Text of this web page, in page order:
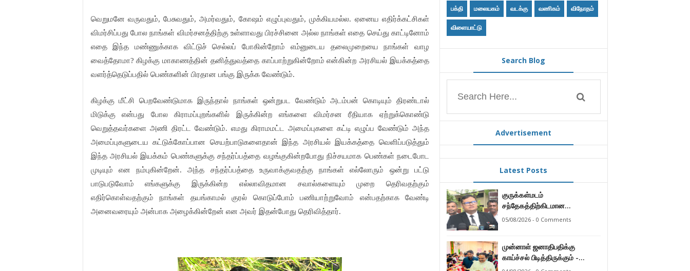
வெறுமனே வருவதும், பேசுவதும், அமர்வதும், கோஷம் எழுப்புவதும், முக்கியமல்ல. ஏனைய எதிர்க்கட்சிகள்
விமர்சிப்பது போல நாங்கள் விமர்சனத்திற்கு உள்ளாவது பிரச்சினை அல்ல நாங்கள் எதை செய்து காட்டினோம்
எதை இந்த மண்ணுக்காக விட்டுச் செல்லப் போகின்றோம் எம்னுடைய தலைமுறையை நாங்கள் வாழ
வைத்தோமா? கிழக்கு மாகாணத்தின் தனித்துவத்தை காப்பாற்றுகின்றோம் என்கின்ற அரசியல் இயக்கத்தை
வளர்த்தெடுப்பதில் பெண்களின் பிரதான பங்கு இருக்க வேண்டும்.
கிழக்கு மீட்சி பெறவேண்டுமாக இருந்தால் நாங்கள் ஒன்றுபட வேண்டும் அடம்பன் கொடியும் திரண்டால்
மிடுக்கு என்பது போல கிராமப்புறங்களில் இருக்கின்ற எங்களை விமர்சன ரீதியாக ஏற்றுக்கொண்டு
வெறுத்தவர்களை அணி திரட்ட வேண்டும். எமது கிராமமட்ட அமைப்புகளை கட்டி எழுப்ப வேண்டும் அந்த
அமைப்புகளுடைய கட்டுக்கோப்பான செயற்பாடுகளைதான் இந்த அரசியல் இயக்கத்தை வெளிப்படுத்தும்
இந்த அரசியல் இயக்கம் பெண்களுக்கு சந்தர்ப்பத்தை வழங்குகின்றபோது நிச்சயமாக பெண்கள் நடைபோட
முடியும் என நம்புகின்றேன். அந்த சந்தர்ப்பத்தை உருவாக்குவதற்கு நாங்கள் எல்லோரும் ஒன்று பட்டு
பாடுபடுவோம் எங்களுக்கு இருக்கின்ற எல்லாவிதமான சவால்களையும் முறை தெரிவதற்கும்
எதிர்கொள்வதற்கும் நாங்கள் தயங்காமல் குரல் கொடுப்போம் பணியாற்றுவோம் என்பதற்காக வேண்டி
அனைவரையும் அன்பாக அழைக்கின்றேன் என அவர் இதன்போது தெரிவித்தார்.
பக்தி மலையகம் வடக்கு வணிகம் விநோதம்
விளையாட்டு
Search Blog
Advertisement
Latest Posts
குருக்கள்மடம்
சந்தேகத்திற்கிடமான
மனிதப்புதைகுழி தொடர்பான
தவணையிடப்பட்டுள்ளது.
05/08/2026 - 0 Comments
முன்னாள் ஜனாதிபதிக்கு
காய்ச்சல் பிடித்திருக்கும் -
பாராளுமன்ற உறுப்பினர் ஸ்ரீநேசன்